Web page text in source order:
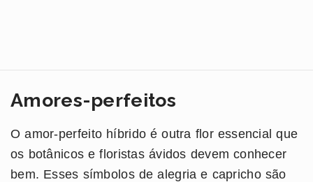
Amores-perfeitos
O amor-perfeito híbrido é outra flor essencial que
os botânicos e floristas ávidos devem conhecer
bem. Esses símbolos de alegria e capricho são